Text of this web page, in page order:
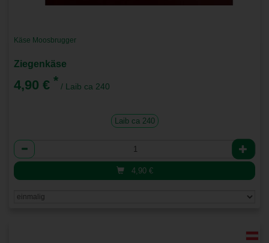
Käse Moosbrugger
Ziegenkäse
4,90 € * / Laib ca 240
Laib ca 240
Anzahl
4,90 €